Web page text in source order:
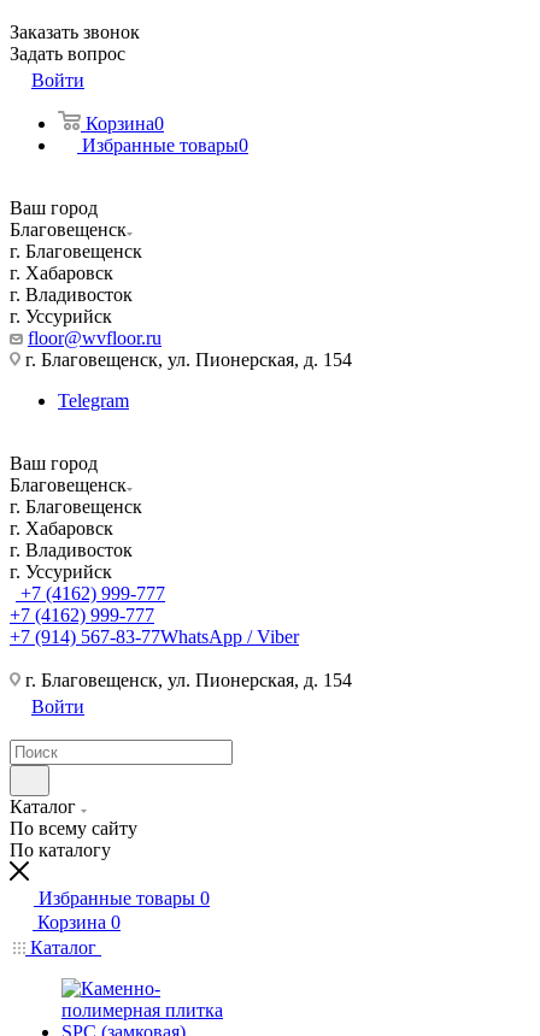
Заказать звонок
Задать вопрос
Войти
Корзина0
Избранные товары0
Ваш город
Благовещенск
г. Благовещенск
г. Хабаровск
г. Владивосток
г. Уссурийск
floor@wvfloor.ru
г. Благовещенск, ул. Пионерская, д. 154
Telegram
Ваш город
Благовещенск
г. Благовещенск
г. Хабаровск
г. Владивосток
г. Уссурийск
+7 (4162) 999-777
+7 (4162) 999-777
+7 (914) 567-83-77WhatsApp / Viber
г. Благовещенск, ул. Пионерская, д. 154
Войти
Каталог
По всему сайту
По каталогу
Избранные товары 0
Корзина 0
Каталог